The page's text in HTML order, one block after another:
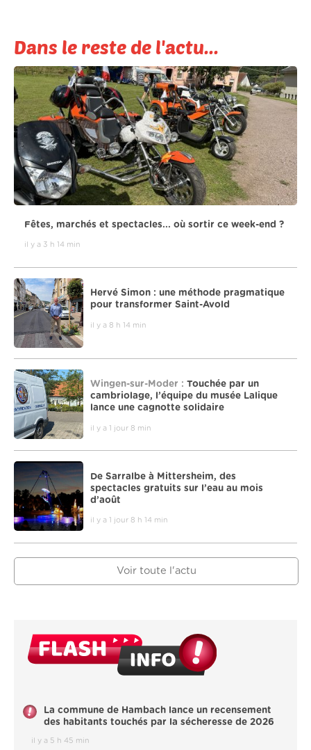
Dans le reste de l'actu...
Fêtes, marchés et spectacles... où sortir ce week-end ?
il y a 3 h 14 min
Hervé Simon : une méthode pragmatique
pour transformer Saint-Avold
il y a 8 h 14 min
Wingen-sur-Moder : Touchée par un
cambriolage, l’équipe du musée Lalique
lance une cagnotte solidaire
il y a 1 jour 8 min
De Sarralbe à Mittersheim, des
spectacles gratuits sur l’eau au mois
d’août
il y a 1 jour 8 h 14 min
Voir toute l'actu
La commune de Hambach lance un recensement
des habitants touchés par la sécheresse de 2026
il y a 5 h 45 min